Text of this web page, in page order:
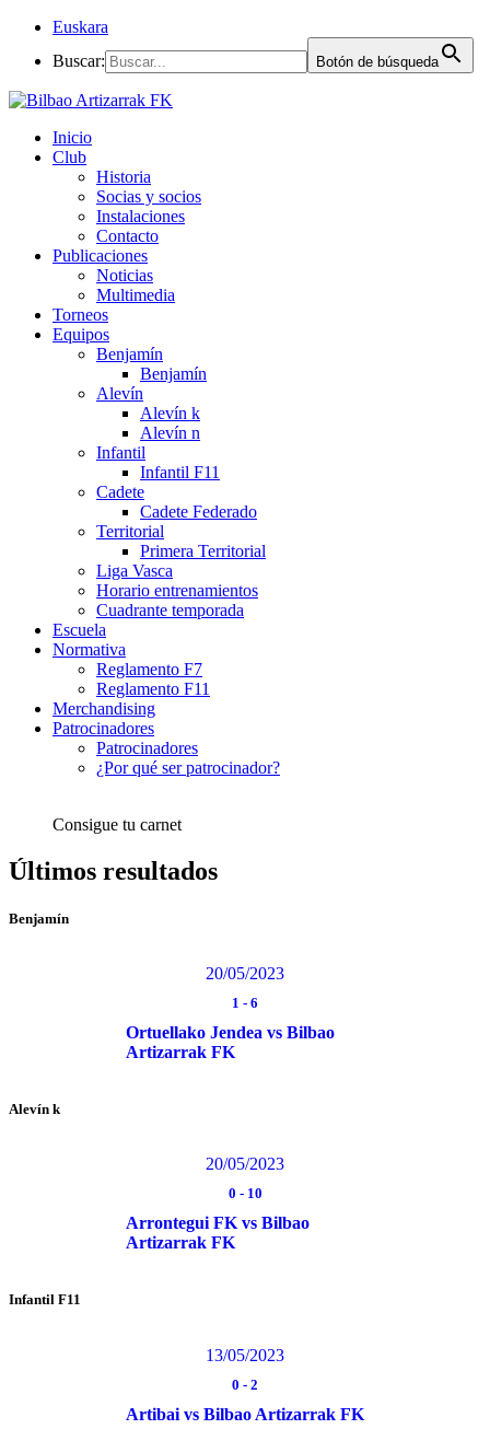
Euskara
Buscar:
Botón de búsqueda
Inicio
Club
Historia
Socias y socios
Instalaciones
Contacto
Publicaciones
Noticias
Multimedia
Torneos
Equipos
Benjamín
Benjamín
Alevín
Alevín k
Alevín n
Infantil
Infantil F11
Cadete
Cadete Federado
Territorial
Primera Territorial
Liga Vasca
Horario entrenamientos
Cuadrante temporada
Escuela
Normativa
Reglamento F7
Reglamento F11
Merchandising
Patrocinadores
Patrocinadores
¿Por qué ser patrocinador?
Consigue tu carnet
Últimos resultados
Benjamín
20/05/2023
1 - 6
Ortuellako Jendea vs Bilbao
Artizarrak FK
Alevín k
20/05/2023
0 - 10
Arrontegui FK vs Bilbao
Artizarrak FK
Infantil F11
13/05/2023
0 - 2
Artibai vs Bilbao Artizarrak FK